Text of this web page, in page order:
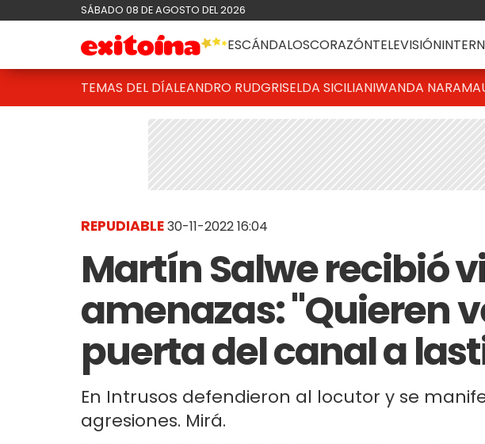
SÁBADO 08 DE AGOSTO DEL 2026
ESCÁNDALOSCORAZÓNTELEVISIÓN
TEMAS DEL DÍALEANDRO RUDGRISELDA SICILIANIWANDA NARA
REPUDIABLE30-11-2022 16:04
Martín Salwe recibió
amenazas: "Quieren
puerta del canal a
En Intrusos defendieron al locutor y se
agresiones. Mirá.